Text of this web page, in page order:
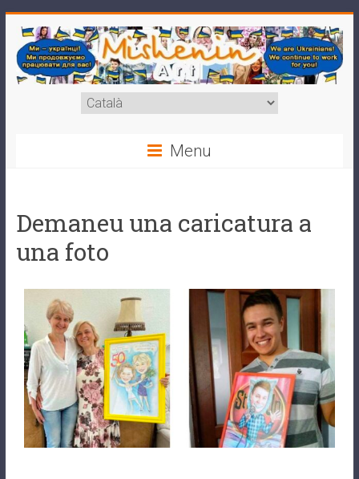
Menu
Demaneu una caricatura a
una foto